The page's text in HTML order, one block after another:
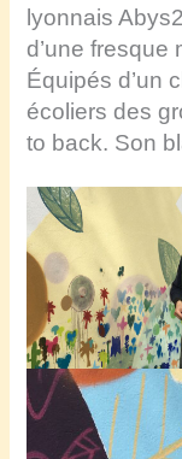
lyonnais
d’une fresque
Équipés d’un
écoliers des
to back. Son